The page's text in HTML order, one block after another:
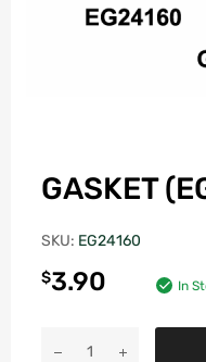
GASKET
SKU: EG24160
$3.90 In